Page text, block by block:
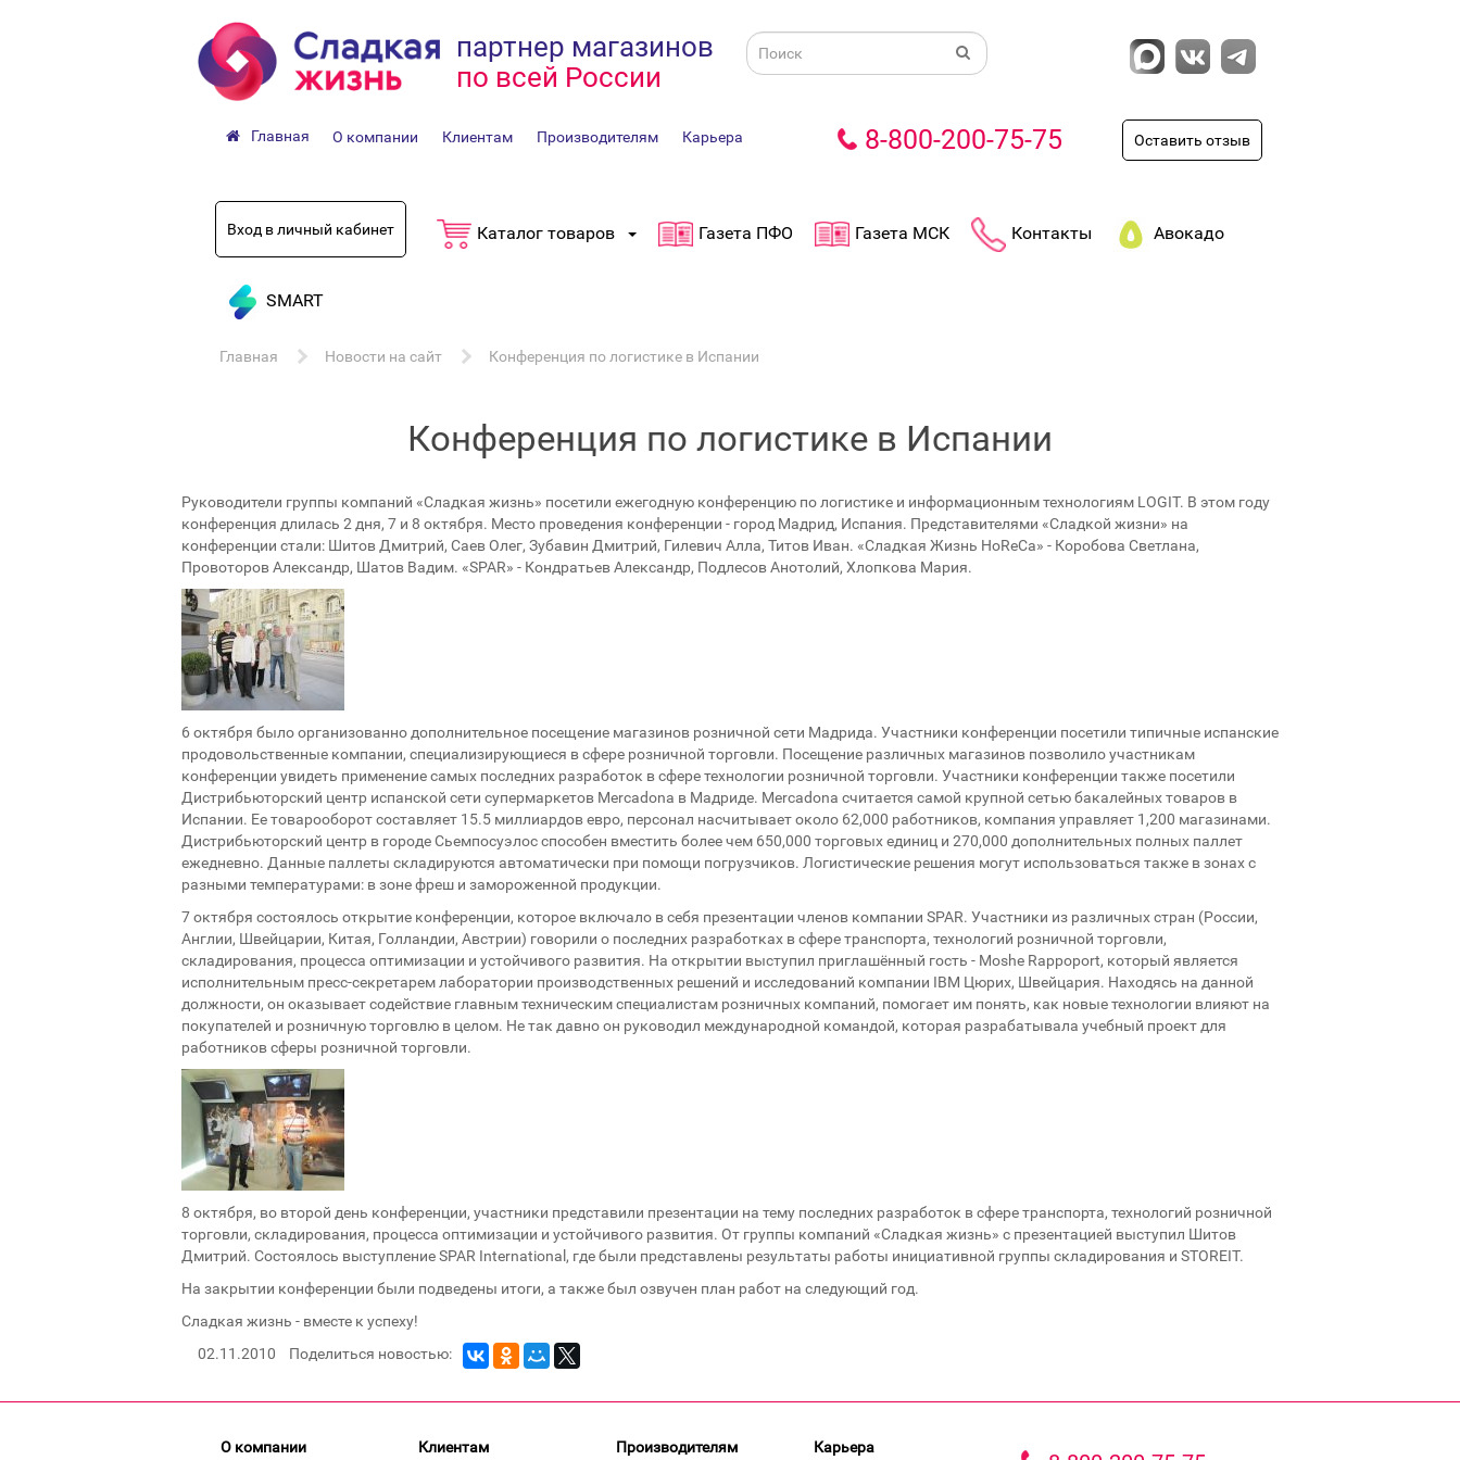
партнер магазинов
по всей России
Главная О компании Клиентам Производителям Карьера 8-800-200-75-75 Оставить отзыв
Вход в личный кабинет Каталог товаров Газета ПФО Газета МСК Контакты Авокадо
SMART
Главная Новости на сайт Конференция по логистике в Испании
Конференция по логистике в Испании
Руководители группы компаний «Сладкая жизнь» посетили ежегодную конференцию по логистике и информационным технологиям LOGIT. В этом году
конференция длилась 2 дня, 7 и 8 октября. Место проведения конференции - город Мадрид, Испания. Представителями «Сладкой жизни» на
конференции стали: Шитов Дмитрий, Саев Олег, Зубавин Дмитрий, Гилевич Алла, Титов Иван. «Сладкая Жизнь HoReCa» - Коробова Светлана,
Провоторов Александр, Шатов Вадим. «SPAR» - Кондратьев Александр, Подлесов Анотолий, Хлопкова Мария.
6 октября было организованно дополнительное посещение магазинов розничной сети Мадрида. Участники конференции посетили типичные испанские
продовольственные компании, специализирующиеся в сфере розничной торговли. Посещение различных магазинов позволило участникам
конференции увидеть применение самых последних разработок в сфере технологии розничной торговли. Участники конференции также посетили
Дистрибьюторский центр испанской сети супермаркетов Mercadona в Мадриде. Mercadona считается самой крупной сетью бакалейных товаров в
Испании. Ее товарооборот составляет 15.5 миллиардов евро, персонал насчитывает около 62,000 работников, компания управляет 1,200 магазинами.
Дистрибьюторский центр в городе Сьемпосуэлос способен вместить более чем 650,000 торговых единиц и 270,000 дополнительных полных паллет
ежедневно. Данные паллеты складируются автоматически при помощи погрузчиков. Логистические решения могут использоваться также в зонах с
разными температурами: в зоне фреш и замороженной продукции.
7 октября состоялось открытие конференции, которое включало в себя презентации членов компании SPAR. Участники из различных стран (России,
Англии, Швейцарии, Китая, Голландии, Австрии) говорили о последних разработках в сфере транспорта, технологий розничной торговли,
складирования, процесса оптимизации и устойчивого развития. На открытии выступил приглашённый гость - Moshe Rappoport, который является
исполнительным пресс-секретарем лаборатории производственных решений и исследований компании IBM Цюрих, Швейцария. Находясь на данной
должности, он оказывает содействие главным техническим специалистам розничных компаний, помогает им понять, как новые технологии влияют на
покупателей и розничную торговлю в целом. Не так давно он руководил международной командой, которая разрабатывала учебный проект для
работников сферы розничной торговли.
8 октября, во второй день конференции, участники представили презентации на тему последних разработок в сфере транспорта, технологий розничной
торговли, складирования, процесса оптимизации и устойчивого развития. От группы компаний «Сладкая жизнь» с презентацией выступил Шитов
Дмитрий. Состоялось выступление SPAR International, где были представлены результаты работы инициативной группы складирования и STOREIT.
На закрытии конференции были подведены итоги, а также был озвучен план работ на следующий год.
Сладкая жизнь - вместе к успеху!
02.11.2010
Поделиться новостью:
О компании Клиентам Производителям Карьера